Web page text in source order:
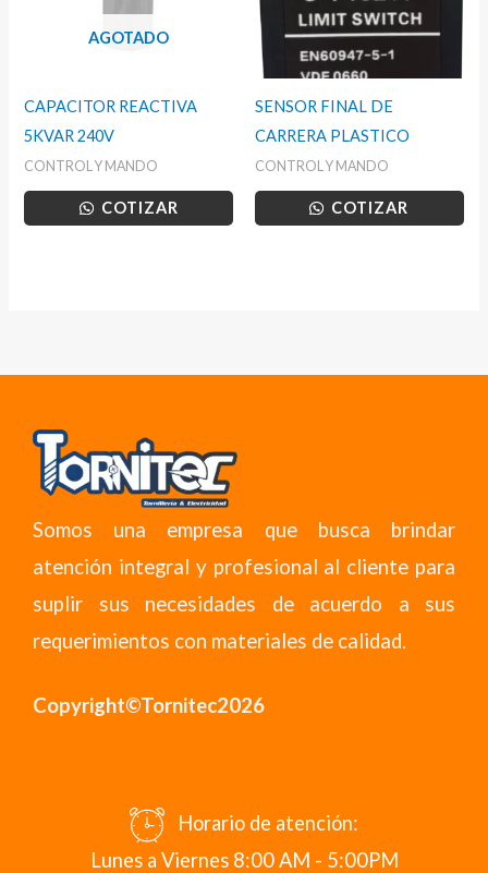
AGOTADO
CAPACITOR REACTIVA
5KVAR 240V
CONTROL Y MANDO
COTIZAR
SENSOR FINAL DE
CARRERA PLASTICO
CONTROL Y MANDO
COTIZAR
Somos una empresa que busca brindar
atención integral y profesional al cliente para
suplir sus necesidades de acuerdo a sus
requerimientos con materiales de calidad.
Copyright©Tornitec2026
Horario de atención:
Lunes a Viernes 8:00 AM - 5:00PM